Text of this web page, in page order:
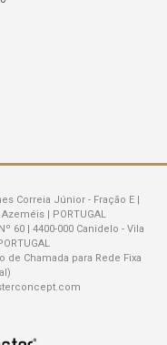
Correia Júnior - Fração E |
| PORTUGAL
60 | 4400-000 Canidelo - Vila
de Chamada para Rede Fixa